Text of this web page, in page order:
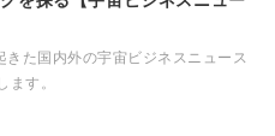
きた国内外の宇宙ビジネスニュース
す。